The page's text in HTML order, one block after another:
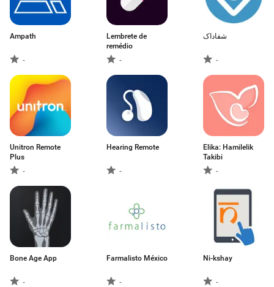
Ampath
-
Lembrete de
remédio
-
شفاداک
-
Unitron Remote
Plus
-
Hearing Remote
-
Elika: Hamilelik
Takibi
-
Bone Age App
-
Farmalisto México
-
Ni-kshay
-